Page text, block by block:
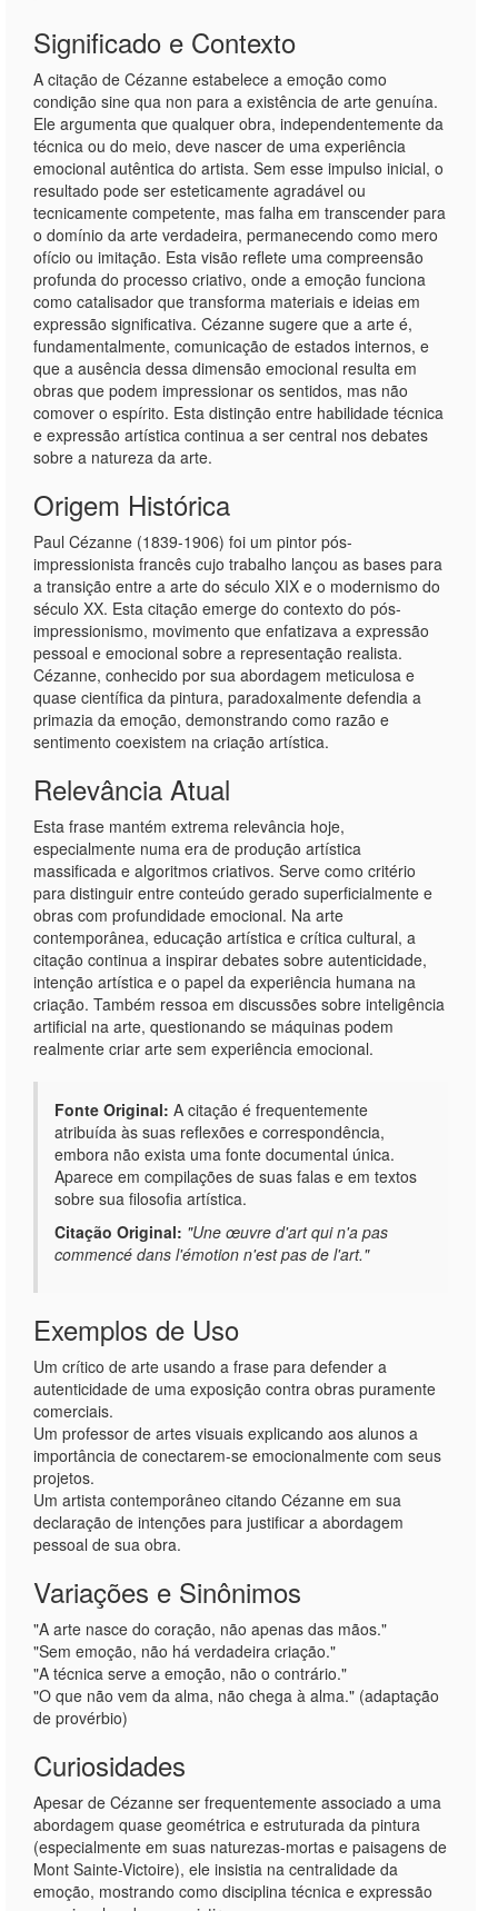
Significado e Contexto
A citação de Cézanne estabelece a emoção como
condição sine qua non para a existência de arte genuína.
Ele argumenta que qualquer obra, independentemente da
técnica ou do meio, deve nascer de uma experiência
emocional autêntica do artista. Sem esse impulso inicial, o
resultado pode ser esteticamente agradável ou
tecnicamente competente, mas falha em transcender para
o domínio da arte verdadeira, permanecendo como mero
ofício ou imitação. Esta visão reflete uma compreensão
profunda do processo criativo, onde a emoção funciona
como catalisador que transforma materiais e ideias em
expressão significativa. Cézanne sugere que a arte é,
fundamentalmente, comunicação de estados internos, e
que a ausência dessa dimensão emocional resulta em
obras que podem impressionar os sentidos, mas não
comover o espírito. Esta distinção entre habilidade técnica
e expressão artística continua a ser central nos debates
sobre a natureza da arte.
Origem Histórica
Paul Cézanne (1839-1906) foi um pintor pós-
impressionista francês cujo trabalho lançou as bases para
a transição entre a arte do século XIX e o modernismo do
século XX. Esta citação emerge do contexto do pós-
impressionismo, movimento que enfatizava a expressão
pessoal e emocional sobre a representação realista.
Cézanne, conhecido por sua abordagem meticulosa e
quase científica da pintura, paradoxalmente defendia a
primazia da emoção, demonstrando como razão e
sentimento coexistem na criação artística.
Relevância Atual
Esta frase mantém extrema relevância hoje,
especialmente numa era de produção artística
massificada e algoritmos criativos. Serve como critério
para distinguir entre conteúdo gerado superficialmente e
obras com profundidade emocional. Na arte
contemporânea, educação artística e crítica cultural, a
citação continua a inspirar debates sobre autenticidade,
intenção artística e o papel da experiência humana na
criação. Também ressoa em discussões sobre inteligência
artificial na arte, questionando se máquinas podem
realmente criar arte sem experiência emocional.
Fonte Original: A citação é frequentemente
atribuída às suas reflexões e correspondência,
embora não exista uma fonte documental única.
Aparece em compilações de suas falas e em textos
sobre sua filosofia artística.
Citação Original: "Une œuvre d'art qui n'a pas
commencé dans l'émotion n'est pas de l'art."
Exemplos de Uso
Um crítico de arte usando a frase para defender a
autenticidade de uma exposição contra obras puramente
comerciais.
Um professor de artes visuais explicando aos alunos a
importância de conectarem-se emocionalmente com seus
projetos.
Um artista contemporâneo citando Cézanne em sua
declaração de intenções para justificar a abordagem
pessoal de sua obra.
Variações e Sinônimos
"A arte nasce do coração, não apenas das mãos."
"Sem emoção, não há verdadeira criação."
"A técnica serve a emoção, não o contrário."
"O que não vem da alma, não chega à alma." (adaptação
de provérbio)
Curiosidades
Apesar de Cézanne ser frequentemente associado a uma
abordagem quase geométrica e estruturada da pintura
(especialmente em suas naturezas-mortas e paisagens de
Mont Sainte-Victoire), ele insistia na centralidade da
emoção, mostrando como disciplina técnica e expressão